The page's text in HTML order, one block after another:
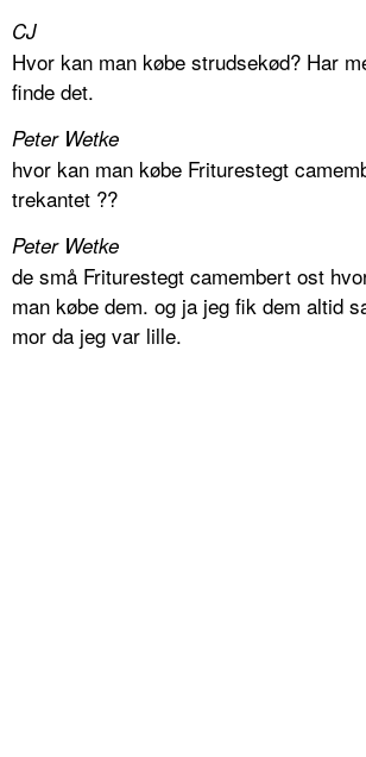
CJ
Hvor kan man købe strudsekød? Har
finde det.
Peter Wetke
hvor kan man købe Friturestegt
trekantet ??
Peter Wetke
de små Friturestegt camembert ost
man købe dem. og ja jeg fik dem altid
mor da jeg var lille.